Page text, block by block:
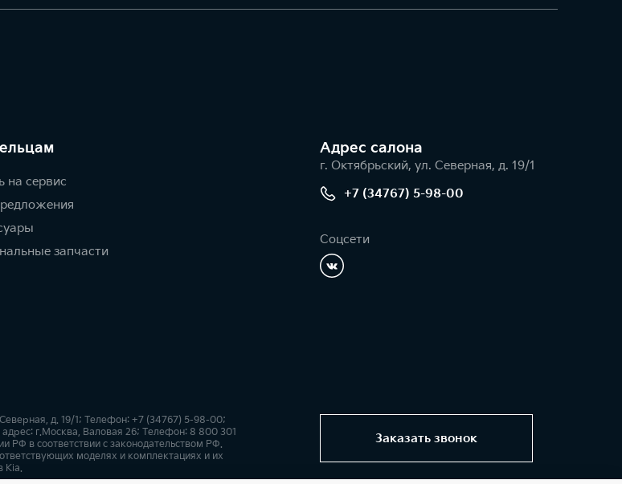
на сервис
запчасти
Адрес салонa
г. Октябрьский, ул. Северная, д. 19/1
+7 (34767) 5-98-00
Соцсети
Заказать звонок
д. 19/1; Телефон: +7 (34767) 5-98-00;
г.Москва, Валовая 26; Телефон: 8 800 301
в соответствии с законодательством РФ.
моделях и комплектациях и их
Kia.